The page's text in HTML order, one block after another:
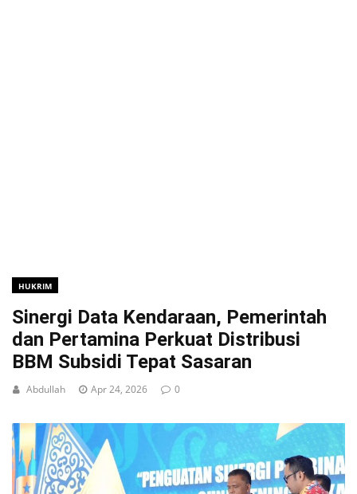
HUKRIM
Sinergi Data Kendaraan, Pemerintah
dan Pertamina Perkuat Distribusi
BBM Subsidi Tepat Sasaran
Abdullah Apr 24, 2026 0